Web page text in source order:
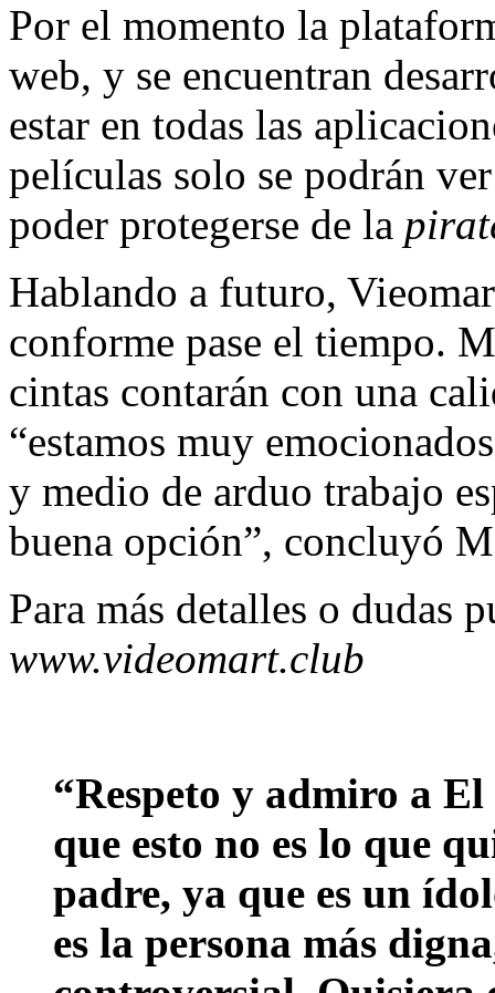
Por el momento la
web, y se encuentran
estar en todas las
películas solo se podrán
poder protegerse de la
Hablando a futuro,
conforme pase el tiempo.
cintas contarán con una
“estamos muy
y medio de arduo trabajo
buena opción”, concluyó
Para más detalles o dudas
www.videomart.club
“Respeto y admiro a
que esto no es lo que
padre, ya que es un
es la persona más